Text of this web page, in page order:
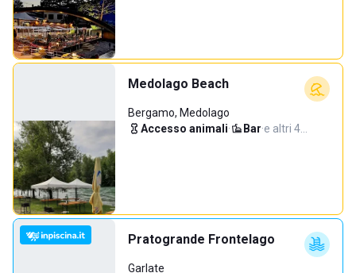
Medolago Beach
Bergamo, Medolago
Accesso animali· Bar·e altri 4…
Pratogrande Frontelago
Garlate